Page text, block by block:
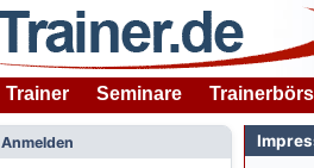
Trainer Seminare
Anmelden